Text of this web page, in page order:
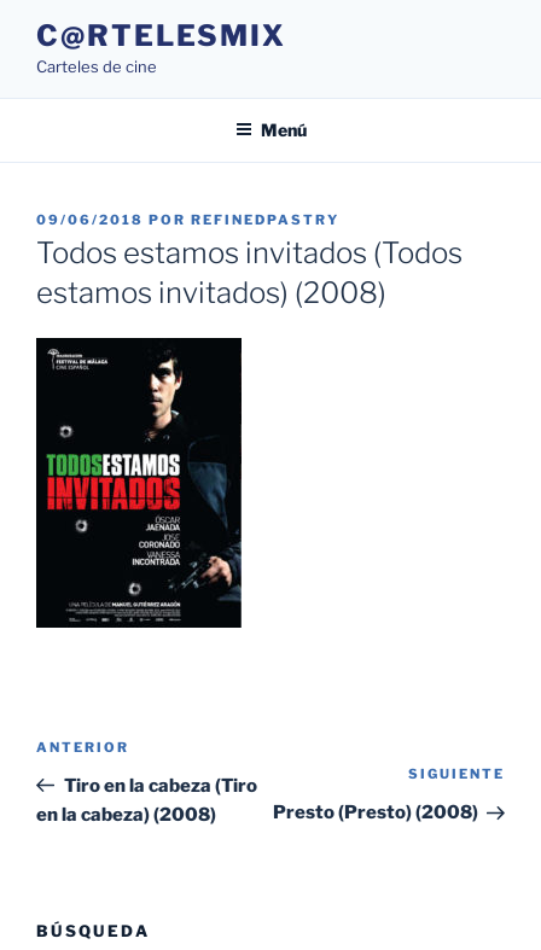
contenido
C@RTELESMIX
Carteles de cine
Menú
PUBLICADO
EL
09/06/2018 POR REFINEDPASTRY
Todos estamos invitados (Todos
estamos invitados) (2008)
entradas
Entrada
anterior:
ANTERIOR
Tiro en la cabeza (Tiro
en la cabeza) (2008)
SIGUIENTE
Presto (Presto) (2008)
BÚSQUEDA